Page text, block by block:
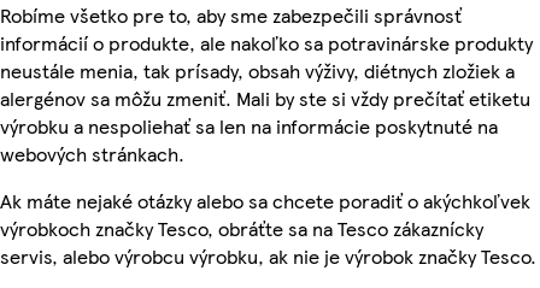
Robíme všetko pre to, aby sme zabezpečili správnosť
informácií o produkte, ale nakoľko sa potravinárske produkty
neustále menia, tak prísady, obsah výživy, diétnych zložiek a
alergénov sa môžu zmeniť. Mali by ste si vždy prečítať etiketu
výrobku a nespoliehať sa len na informácie poskytnuté na
webových stránkach.
Ak máte nejaké otázky alebo sa chcete poradiť o akýchkoľvek
výrobkoch značky Tesco, obráťte sa na Tesco zákaznícky
servis, alebo výrobcu výrobku, ak nie je výrobok značky Tesco.